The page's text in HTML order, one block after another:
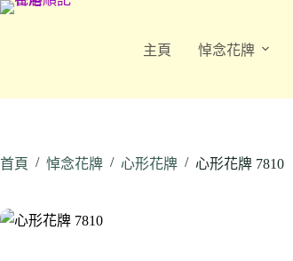
跳
內
主頁 悼念花牌
首頁 / 悼念花牌 / 心形花牌 / 心形花牌 7810